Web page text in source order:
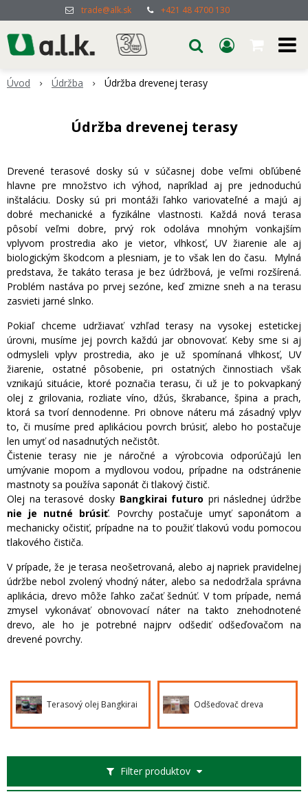
trade@alk.sk +421 48 4700 130
Úvod Údržba Údržba drevenej terasy
Údržba drevenej terasy
Drevené terasové dosky sú v súčasnej dobe veľmi obľúbené
hlavne pre množstvo ich výhod, napríklad aj pre jednoduchú
inštaláciu. Dosky sú pri montáži ľahko variovateľné a majú aj
dobré mechanické a fyzikálne vlastnosti. Každá nová terasa
pôsobí veľmi dobre, prvý rok odoláva mnohým vonkajším
vplyvom prostredia ako je vietor, vlhkosť, UV žiarenie ale aj
biologickým škodcom a plesniam, je to však len do času. Mylná
predstava, že takáto terasa je bez údržbová, je veľmi rozšírená.
Problém nastáva po prvej sezóne, keď zmizne sneh a na terasu
zasvieti jarné slnko.
Pokiaľ chceme udržiavať vzhľad terasy na vysokej estetickej
úrovni, musíme jej povrch každú jar obnovovať. Keby sme si aj
odmysleli vplyv prostredia, ako je už spomínaná vlhkosť, UV
žiarenie, ostatné pôsobenie, pri ostatných činnostiach však
vznikajú situácie, ktoré poznačia terasu, či už je to pokvapkaný
olej z grilovania, rozliate víno, džús, škrabance, špina a prach,
ktorá sa tvorí dennodenne. Pri obnove náteru má zásadný vplyv
to, či musíme pred aplikáciou povrch brúsiť, alebo ho postačuje
len umyť od nasadnutých nečistôt.
Čistenie terasy nie je náročné a výrobcovia odporúčajú len
umývanie mopom a mydlovou vodou, prípadne na odstránenie
mastnoty sa používa saponát či tlakový čistič.
Olej na terasové doskyBangkirai futuro pri následnej údržbe
nie je nutné brúsiť. Povrchy postačuje umyť saponátom a
mechanicky očistiť, prípadne na to použiť tlakovú vodu pomocou
tlakového čističa.
V prípade, že je terasa neošetrovaná, alebo aj napriek pravidelnej
údržbe nebol zvolený vhodný náter, alebo sa nedodržala správna
aplikácia, drevo môže ľahko začať šednúť. V tom prípade, nemá
zmysel vykonávať obnovovací náter na takto znehodnotené
drevo, ale ho je potrebné najprv odšediť odšeďovačom na
drevené povrchy.
Terasový olej Bangkirai Odšeďovač dreva
Filter produktov